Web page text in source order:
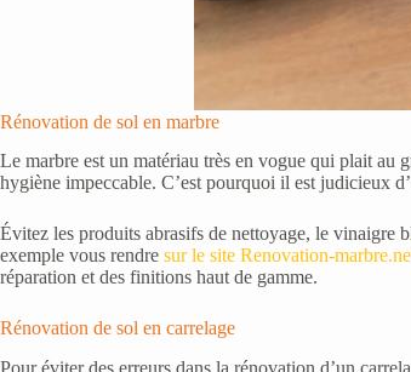
Rénovation de sol en marbre
Le marbre est un matériau très en vogue qui plait au
hygiène impeccable. C’est pourquoi il est judicieux
Évitez les produits abrasifs de nettoyage, le vinaigre
exemple vous rendre sur le site Renovation-
réparation et des finitions haut de gamme.
Rénovation de sol en carrelage